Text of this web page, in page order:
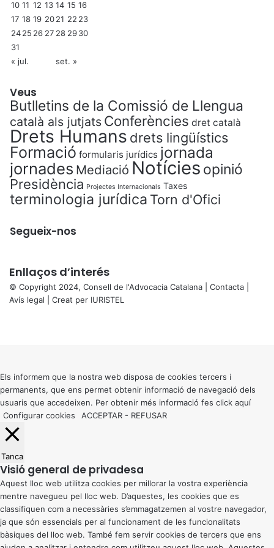
10 11 12 13 14 15 16
17 18 19 2021 22 23
2425 26 27 28 2930
31
« jul.
set. »
Veus
Butlletins de la Comissió de Llengua
català als jutjats Conferències dret català
Drets Humans drets lingüístics
Formació formularis jurídics jornada
jornades Mediació Notícies opinió
Presidència Projectes Internacionals Taxes
terminologia jurídica Torn d'Ofici
Segueix-nos
Enllaços d’interés
© Copyright 2024, Consell de l'Advocacia Catalana | Contacta
Avís legal | Creat per IURISTEL
button
Els informem que la nostra web disposa de cookies tercers i
permanents, que ens permet obtenir informació de navegació dels
usuaris que accedeixen. Per obtenir més informació fes click aquí
Configurar cookies
ACCEPTAR - REFUSAR
Tanca
Visió general de privadesa
Aquest lloc web utilitza cookies per millorar la vostra experiència
mentre navegueu pel lloc web. D’aquestes, les cookies que es
classifiquen com a necessàries s’emmagatzemen al vostre navegador,
ja que són essencials per al funcionament de les funcionalitats
bàsiques del lloc web. També fem servir cookies de tercers que ens